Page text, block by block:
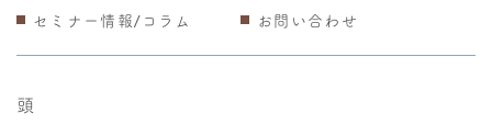
セミナー情報/コラム
お問い合わせ
頭